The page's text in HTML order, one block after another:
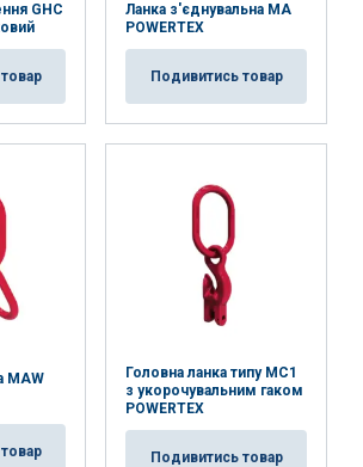
GHC
Ланка з'єднувальна MA
POWERTEX
Подивитись товар
MAW
Головна ланка типу MC1
з укорочувальним гаком
POWERTEX
Подивитись товар